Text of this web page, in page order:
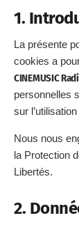
1.
La présente
cookies a
CINEMUSIC
personnelles
sur
Nous nous
la Protection
Libertés.
2.